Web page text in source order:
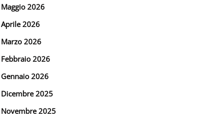
Maggio 2026
Aprile 2026
Marzo 2026
Febbraio 2026
Gennaio 2026
Dicembre 2025
Novembre 2025